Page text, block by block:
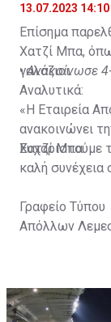
13.07.2023 14:10
Επίσημα
Χατζί Μπα,
γαλάζιοι.
•Ανακοίνωσε
Αναλυτικά:
«Η Εταιρεία
ανακοινώνει
Χατζί Μπα.
Ευχαριστούμε
καλή συνέχεια
Γραφείο Τύπου
Απόλλων